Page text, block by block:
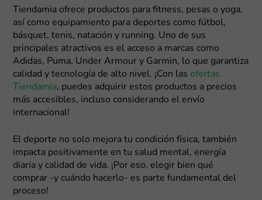
Tiendamia ofrece productos para fitness, pesas o yoga,
así como equipamiento para deportes como fútbol,
básquet, tenis, natación y running. Uno de sus
principales atractivos es el acceso a marcas como
Adidas, Puma, Under Armour y Garmin, lo que garantiza
calidad y tecnología de alto nivel. ¡Con las ofertas
Tiendamia, puedes adquirir estos productos a precios
más accesibles, incluso considerando el envío
internacional!
El deporte no solo mejora tu condición física, también
impacta positivamente en tu salud mental, energía
diaria y calidad de vida. ¡Por eso, elegir bien qué
comprar -y cuándo hacerlo- es parte fundamental del
proceso!